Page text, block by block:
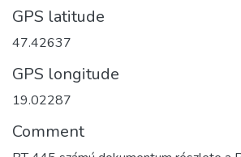
GPS latitude
47.42637
GPS longitude
19.02287
Comment